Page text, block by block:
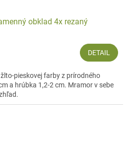
obklad 4x rezaný
DETAIL
pieskovej farby z prírodného
a hrúbka 1,2-2 cm. Mramor v sebe